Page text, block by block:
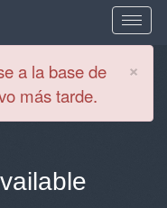
×
a la base de
más tarde.